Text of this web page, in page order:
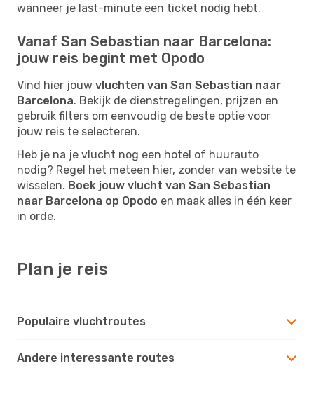
wanneer je last-minute een ticket nodig hebt.
Vanaf San Sebastian naar Barcelona:
jouw reis begint met Opodo
Vind hier jouw vluchten van San Sebastian naar
Barcelona. Bekijk de dienstregelingen, prijzen en
gebruik filters om eenvoudig de beste optie voor
jouw reis te selecteren.
Heb je na je vlucht nog een hotel of huurauto
nodig? Regel het meteen hier, zonder van website te
wisselen. Boek jouw vlucht van San Sebastian
naar Barcelona op Opodo en maak alles in één keer
in orde.
Plan je reis
Populaire vluchtroutes
Andere interessante routes